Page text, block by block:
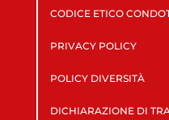
CODICE ETICO
PRIVACY POLICY
POLICY DIVERSITÀ
DICHIARAZIONE DI